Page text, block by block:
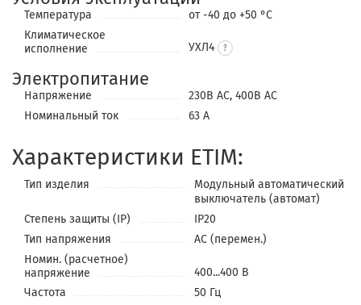
Температура
от -40 до +50 °С
Климатическое
исполнение
УХЛ4
Электропитание
Напряжение
230В АС, 400В АС
Номинальный ток
63 А
Характеристики ETIM:
Тип изделия
Модульный автоматический
выключатель (автомат)
Степень защиты (IP)
IP20
Тип напряжения
AC (перемен.)
Номин. (расчетное)
напряжение
400...400 В
Частота
50 Гц